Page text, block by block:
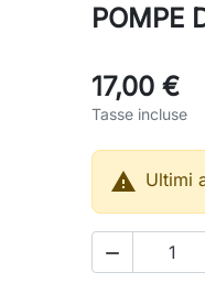
POMPE
17,00 €
Tasse incluse
 Ultimi
